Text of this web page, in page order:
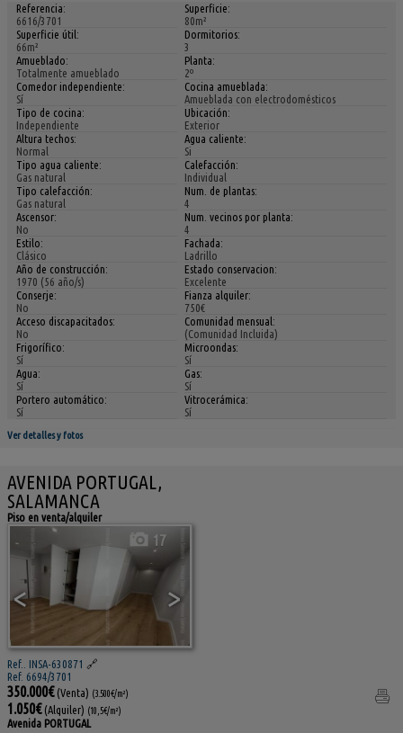
Referencia:
6616/3701
Superficie:
80m²
Superficie útil:
66m²
Dormitorios:
3
Amueblado:
Totalmente amueblado
Planta:
2º
Comedor independiente:
Sí
Cocina amueblada:
Amueblada con electrodomésticos
Tipo de cocina:
Independiente
Ubicación:
Exterior
Altura techos:
Normal
Agua caliente:
Si
Tipo agua caliente:
Gas natural
Calefacción:
Individual
Tipo calefacción:
Gas natural
Num. de plantas:
4
Ascensor:
No
Num. vecinos por planta:
4
Estilo:
Clásico
Fachada:
Ladrillo
Año de construcción:
1970 (56 año/s)
Estado conservacion:
Excelente
Conserje:
No
Fianza alquiler:
750€
Acceso discapacitados:
No
Comunidad mensual:
(Comunidad Incluida)
Frigorífico:
Sí
Microondas:
Sí
Agua:
Sí
Gas:
Sí
Portero automático:
Sí
Vitrocerámica:
Sí
Ver detalles y fotos
AVENIDA PORTUGAL,
SALAMANCA
Piso en venta/alquiler
< >
17
Ref.. INSA-630871 🔗
Ref. 6694/3701
350.000€ (Venta) (3.500€/m²)
1.050€ (Alquiler) (10,5€/m²)
Avenida PORTUGAL